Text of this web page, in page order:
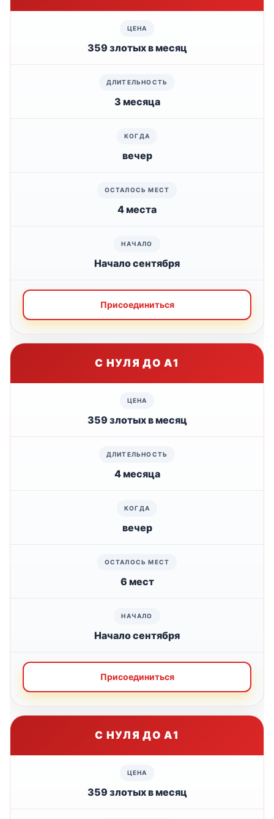
359 злотых в месяц
3 месяца
вечер
4 места
Начало сентября
Присоединиться
С НУЛЯ ДО А1
359 злотых в месяц
4 месяца
вечер
6 мест
Начало сентября
Присоединиться
С НУЛЯ ДО А1
359 злотых в месяц